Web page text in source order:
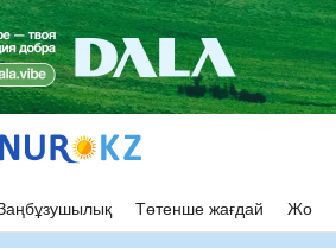
Төтенше жағдай Жол